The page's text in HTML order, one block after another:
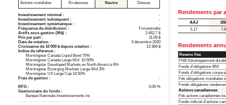
Actions mondiales En dessous Neutre Dessus
Investissement minimal :
-
Investissement subséquent :
-
Investissement systématique :
-
Fréquence de distribution :
Trimestrielle
Actifs sous gestion (M$) :
3 462,7 $
Prix par part :
11,09 $
Date de création :
3 décembre 2020
Croissance de 10 000 $ depuis création :
13 384 $
Indice de référence :
Morningstar Canada Liquid Bond 70%
Morningstar Canada Large-Mid 10.50%
Morningstar Developed Markets ex North America 6%
Morningstar Emerging Markets Large-Mid 3%
Morningstar US Large Cap 10.50%
Frais de gestion :
-
RFG :
0,05 %
Gestionnaire du fonds :
Banque Nationale Investissements inc
Rendements par
AAJ
5,17
Rendements
Revenu fixe
FNB Développement
Fonds d'obligations BNI
Fonds d'obligations
Fds obligations mondiales
Fonds obligations
Actions canadiennes
Fds actions canadiennes
Fonds indiciel d'actions